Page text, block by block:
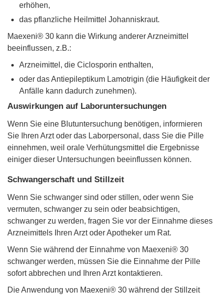
erhöhen,
das pflanzliche Heilmittel Johanniskraut.
Maexeni® 30 kann die Wirkung anderer Arzneimittel
beeinflussen, z.B.:
Arzneimittel, die Ciclosporin enthalten,
oder das Antiepileptikum Lamotrigin (die Häufigkeit der
Anfälle kann dadurch zunehmen).
Auswirkungen auf Laboruntersuchungen
Wenn Sie eine Blutuntersuchung benötigen, informieren
Sie Ihren Arzt oder das Laborpersonal, dass Sie die Pille
einnehmen, weil orale Verhütungsmittel die Ergebnisse
einiger dieser Untersuchungen beeinflussen können.
Schwangerschaft und Stillzeit
Wenn Sie schwanger sind oder stillen, oder wenn Sie
vermuten, schwanger zu sein oder beabsichtigen,
schwanger zu werden, fragen Sie vor der Einnahme dieses
Arzneimittels Ihren Arzt oder Apotheker um Rat.
Wenn Sie während der Einnahme von Maexeni® 30
schwanger werden, müssen Sie die Einnahme der Pille
sofort abbrechen und Ihren Arzt kontaktieren.
Die Anwendung von Maexeni® 30 während der Stillzeit